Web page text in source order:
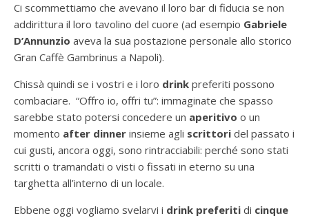
Ci scommettiamo che avevano il loro bar di fiducia se non
addirittura il loro tavolino del cuore (ad esempio Gabriele
D’Annunzio aveva la sua postazione personale allo storico
Gran Caffè Gambrinus a Napoli).
Chissà quindi se i vostri e i loro drink preferiti possono
combaciare. “Offro io, offri tu”: immaginate che spasso
sarebbe stato potersi concedere un aperitivo o un
momento after dinner insieme agli scrittori del passato i
cui gusti, ancora oggi, sono rintracciabili: perché sono stati
scritti o tramandati o visti o fissati in eterno su una
targhetta all’interno di un locale.
Ebbene oggi vogliamo svelarvi i drink preferiti di cinque